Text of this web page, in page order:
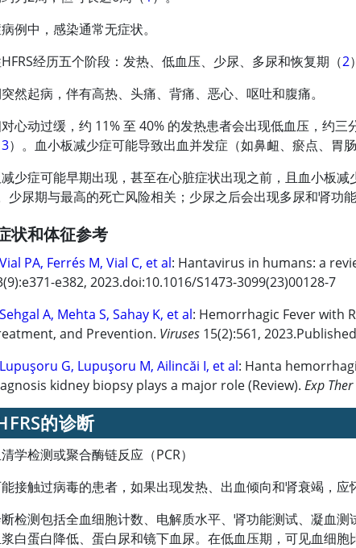
例中，感染通常无症状。
经历五个阶段：发热、低血压、少尿、多尿和恢复期（2
然起病，伴有高热、头痛、背痛、恶心、呕吐和腹痛。
心动过缓，约 11% 至 40% 的发热患者会出现低血压，约
3）。血小板减少症可能导致出血并发症（如鼻衄、瘀点、胃肠
少症可能早期出现，甚至在心脏症状出现之前，且血小板
少尿期与最高的死亡风险相关；少尿之后会出现多尿和肾功能
状和体征参考
Vial PA, Ferrés M, Vial C, et al: Hantavirus in humans: a
e382, 2023.doi:10.1016/S1473-3099(23)00128-7
Sehgal A, Mehta S, Sahay K, et al: Hemorrhagic Fever with
and Prevention. Viruses 15(2):561,
Lupuşoru G, Lupuşoru M, Ailincăi I, et al: Hanta
kidney biopsy plays a major role (Review).Exp
的诊断
学检测或聚合酶链反应（PCR）
接触过病毒的患者，如果出现发热、出血倾向和肾衰竭，应
检测包括全血细胞计数、电解质水平、肾功能测试、凝血
白蛋白降低、蛋白尿和镜下血尿。在低血压期，可见血细